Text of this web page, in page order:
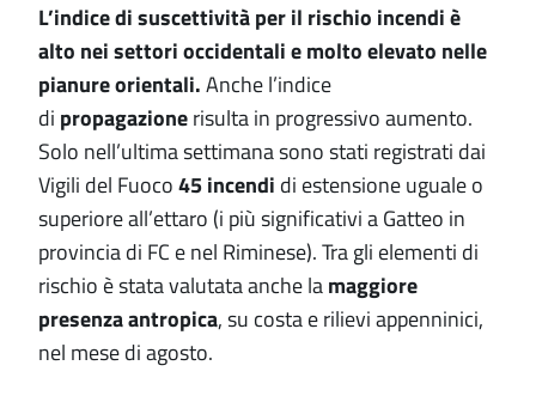
L’indice di suscettività per il rischio incendi è
alto nei settori occidentali e molto elevato nelle
pianure orientali.Anche l’indice
di propagazionerisulta in progressivo aumento.
Solo nell’ultima settimana sono stati registrati dai
Vigili del Fuoco45 incendi di estensione uguale o
superiore all’ettaro (i più significativi a Gatteo in
provincia di FC e nel Riminese). Tra gli elementi di
rischio è stata valutata anche lamaggiore
presenza antropica, su costa e rilievi appenninici,
nel mese di agosto.